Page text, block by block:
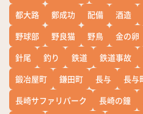
都大路
鄭成功 配備 酒造
野球部
野良猫 野鳥 金の卵
針尾
釣り 鉄道 鉄道事故
鍛冶屋町
鎌田町 長与 長与
長崎サファリパーク
長崎の鐘